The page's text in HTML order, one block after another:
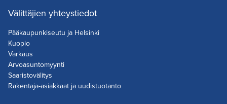
Välittäjien yhteystiedot
Pääkaupunkiseutu ja Helsinki
Kuopio
Varkaus
Arvoasuntomyynti
Saaristovälitys
Rakentaja-asiakkaat ja uudistuotanto